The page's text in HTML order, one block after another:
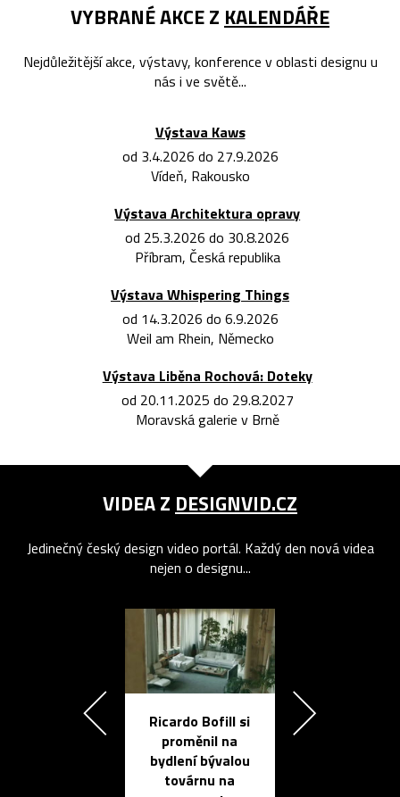
VYBRANÉ AKCE Z KALENDÁŘE
Nejdůležitější akce, výstavy, konference v oblasti designu u
nás i ve světě...
Výstava Kaws
od 3.4.2026 do 27.9.2026
Vídeň, Rakousko
Výstava Architektura opravy
od 25.3.2026 do 30.8.2026
Příbram, Česká republika
Výstava Whispering Things
od 14.3.2026 do 6.9.2026
Weil am Rhein, Německo
Výstava Liběna Rochová: Doteky
od 20.11.2025 do 29.8.2027
Moravská galerie v Brně
VIDEA Z DESIGNVID.CZ
Jedinečný český design video portál. Každý den nová videa
nejen o designu...
Ricardo Bofill si
proměnil na
bydlení bývalou
továrnu na